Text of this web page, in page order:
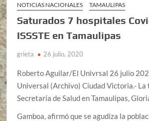
NOTICIAS NACIONALES
TAMAULIPAS
Saturados 7 hospitales
ISSSTE en Tamaulipas
grieta 26 julio, 2020
Roberto Aguilar/El Univrsal 26 julio
Universal (Archivo) Ciudad Victoria.- La
Secretaría de Salud en Tamaulipas,
Gamboa, afirmó que se agudiza la